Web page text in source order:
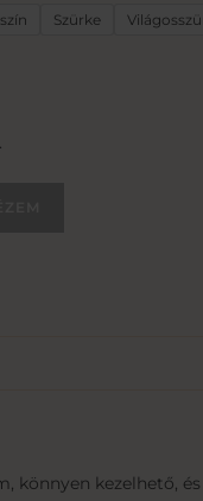
Szürke
könnyen kezelhető,